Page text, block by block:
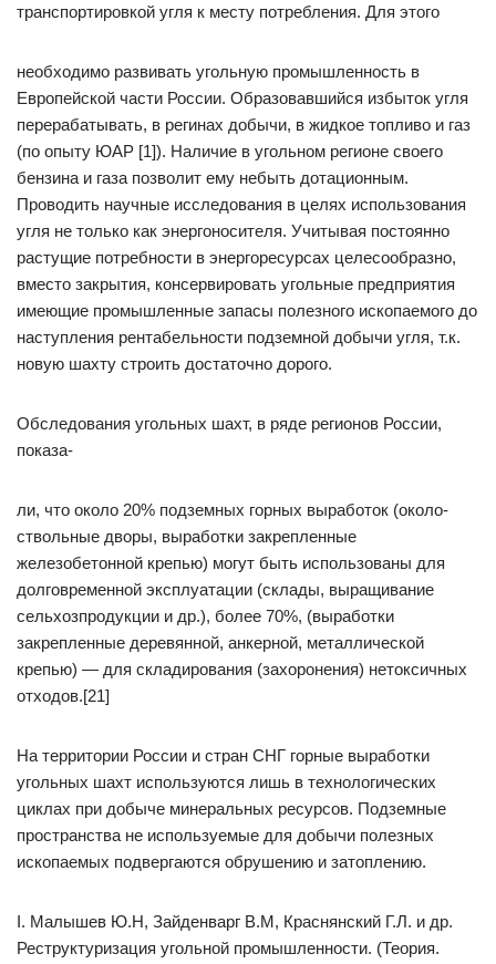
транспортировкой угля к месту потребления. Для этого
необходимо развивать угольную промышленность в
Европейской части России. Образовавшийся избыток угля
перерабатывать, в регинах добычи, в жидкое топливо и газ
(по опыту ЮАР [1]). Наличие в угольном регионе своего
бензина и газа позволит ему небыть дотационным.
Проводить научные исследования в целях использования
угля не только как энергоносителя. Учитывая постоянно
растущие потребности в энергоресурсах целесообразно,
вместо закрытия, консервировать угольные предприятия
имеющие промышленные запасы полезного ископаемого до
наступления рентабельности подземной добычи угля, т.к.
новую шахту строить достаточно дорого.
Обследования угольных шахт, в ряде регионов России,
показа-
ли, что около 20% подземных горных выработок (около-
ствольные дворы, выработки закрепленные
железобетонной крепью) могут быть использованы для
долговременной эксплуатации (склады, выращивание
сельхозпродукции и др.), более 70%, (выработки
закрепленные деревянной, анкерной, металлической
крепью) — для складирования (захоронения) нетоксичных
отходов.[21]
На территории России и стран СНГ горные выработки
угольных шахт используются лишь в технологических
циклах при добыче минеральных ресурсов. Подземные
пространства не используемые для добычи полезных
ископаемых подвергаются обрушению и затоплению.
I. Малышев Ю.Н, Зайденварг В.М, Краснянский Г.Л. и др.
Реструктуризация угольной промышленности. (Теория.